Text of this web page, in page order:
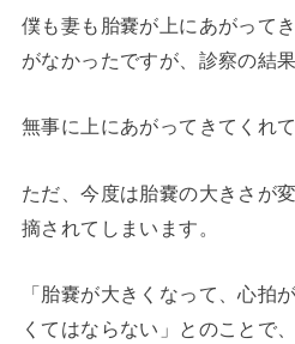
僕も妻も胎嚢が上にあがって
がなかったですが、診察の結
無事に上にあがってきてくれて
ただ、今度は胎嚢の大きさが
摘されてしまいます。
「胎嚢が大きくなって、心拍
くてはならない」とのことで、